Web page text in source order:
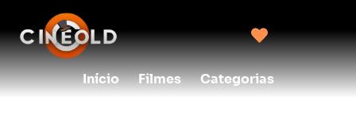
Início Filmes Categorias